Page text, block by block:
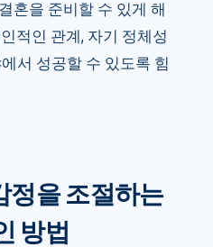
혼을 준비할 수 있게 해
적인 관계, 자기 정체성
서 성공할 수 있도록 힘
정을 조절하는
방법